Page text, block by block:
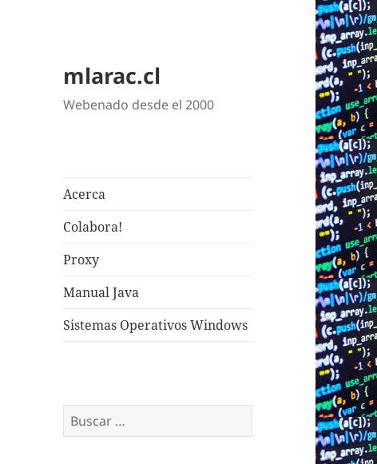
mlarac.cl
Webenado desde el 2000
Acerca
Colabora!
Proxy
Manual Java
Sistemas Operativos Windows
Buscar: